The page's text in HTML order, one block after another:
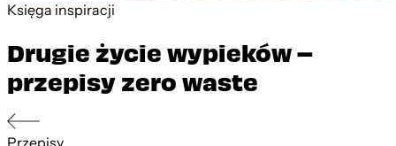
Księga inspiracji
Drugie życie wypieków –
przepisy zero waste